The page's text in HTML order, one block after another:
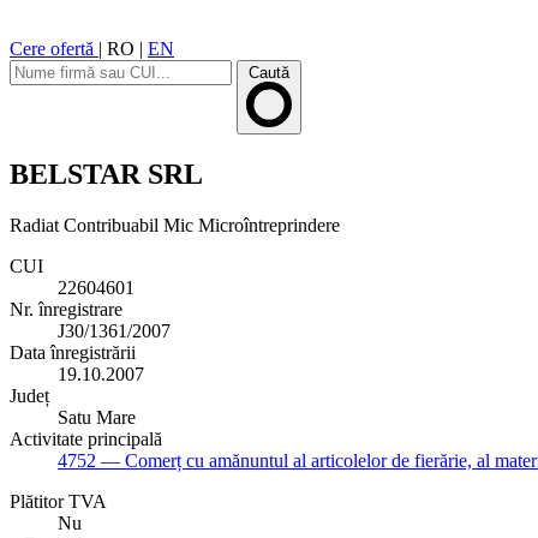
Cere ofertă | RO | EN
Caută
BELSTAR SRL
Radiat Contribuabil Mic Microîntreprindere
CUI
22604601
Nr. înregistrare
J30/1361/2007
Data înregistrării
19.10.2007
Județ
Satu Mare
Activitate principală
4752 — Comerț cu amănuntul al articolelor de fierărie, al
Plătitor TVA
Nu